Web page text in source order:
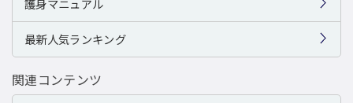
護身マニュアル
最新人気ランキング
関連コンテンツ